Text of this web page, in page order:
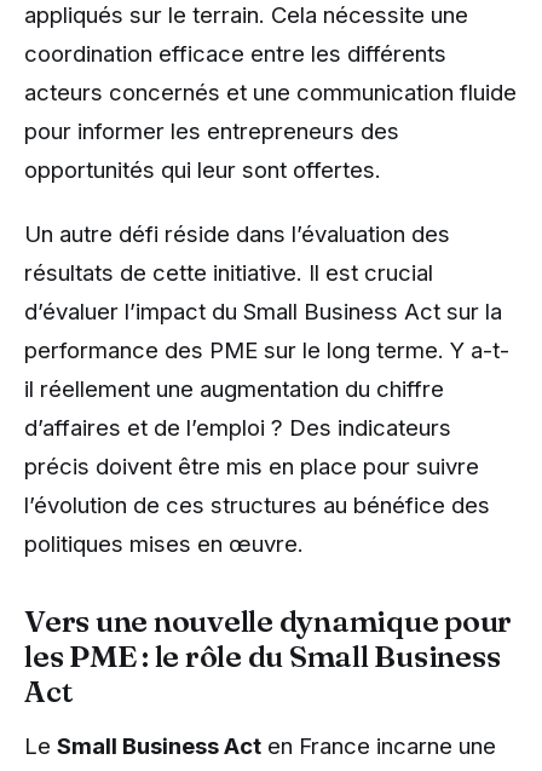
appliqués sur le terrain. Cela nécessite une
coordination efficace entre les différents
acteurs concernés et une communication fluide
pour informer les entrepreneurs des
opportunités qui leur sont offertes.
Un autre défi réside dans l’évaluation des
résultats de cette initiative. Il est crucial
d’évaluer l’impact du Small Business Act sur la
performance des PME sur le long terme. Y a-t-
il réellement une augmentation du chiffre
d’affaires et de l’emploi ? Des indicateurs
précis doivent être mis en place pour suivre
l’évolution de ces structures au bénéfice des
politiques mises en œuvre.
Vers une nouvelle dynamique pour
les PME : le rôle du Small Business
Act
Le Small Business Act en France incarne une